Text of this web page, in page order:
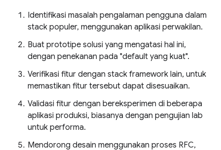
Identifikasi masalah pengalaman pengguna dalam
stack populer, menggunakan aplikasi perwakilan.
Buat prototipe solusi yang mengatasi hal ini,
dengan penekanan pada "default yang kuat".
Verifikasi fitur dengan stack framework lain, untuk
memastikan fitur tersebut dapat disesuaikan.
Validasi fitur dengan bereksperimen di beberapa
aplikasi produksi, biasanya dengan pengujian lab
untuk performa.
Mendorong desain menggunakan proses RFC,